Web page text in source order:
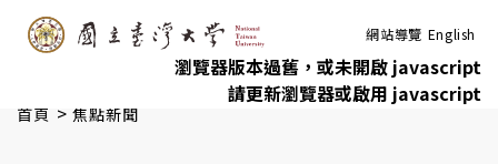
跳到主要內容 網站導覽 English
瀏覽器版本過舊，或未開啟 javascript
請更新瀏覽器或啟用 javascript
首頁 > 焦點新聞